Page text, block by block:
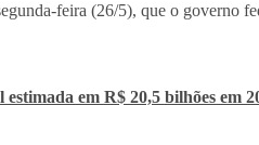
feira (26/5), que o governo
em R$ 20,5 bilhões em